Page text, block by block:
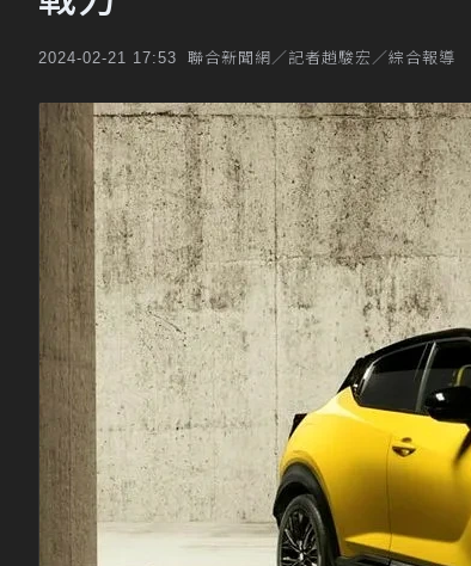
2024-02-21 17:53 聯合新聞網／記者趙駿宏／綜合報導